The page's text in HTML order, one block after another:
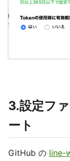
3.設定フ
ート
GitHub の line-